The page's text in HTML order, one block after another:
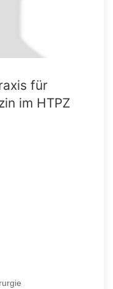
für
im HTPZ